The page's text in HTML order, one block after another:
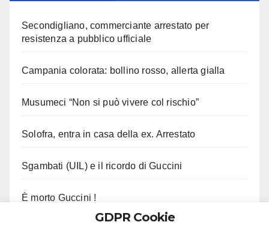
Secondigliano, commerciante arrestato per
resistenza a pubblico ufficiale
Campania colorata: bollino rosso, allerta gialla
Musumeci “Non si può vivere col rischio”
Solofra, entra in casa della ex. Arrestato
Sgambati (UIL) e il ricordo di Guccini
È morto Guccini !
GDPR Cookie